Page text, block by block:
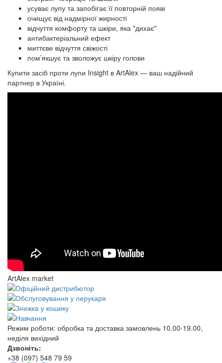
усуває лупу та запобігає її повторній появі
очищує від надмірної жирності
відчуття комфорту та шкіри, яка "дихає"
антибактеріальний ефект
миттєве відчуття свіжості
пом’якшує та зволожує шкіру голови
Купити засіб проти лупи Insight в ArtAlex — ваш надійний
партнер в Україні.
ArtAlex market
Режим роботи: обробка та доставка замовлень 10.00-19.00,
неділя вихідний
Дзвоніть:
+38 (097) 548 79 59